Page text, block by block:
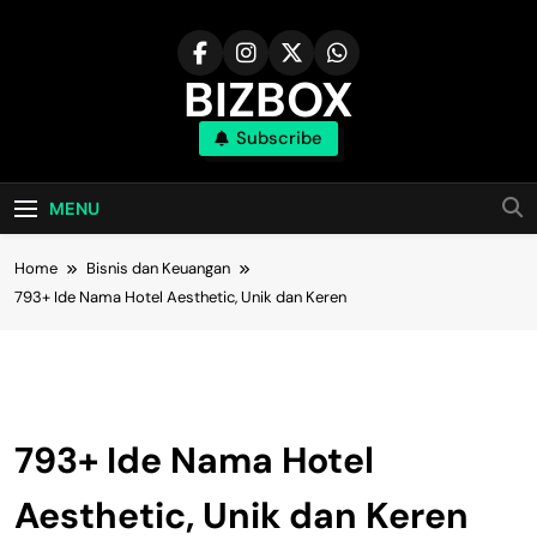
BIZBOX
Bizbox – Media Informasi Terkini
Subscribe
MENU
Home
Bisnis dan Keuangan
793+ Ide Nama Hotel Aesthetic, Unik dan Keren
793+ Ide Nama Hotel
Aesthetic, Unik dan Keren